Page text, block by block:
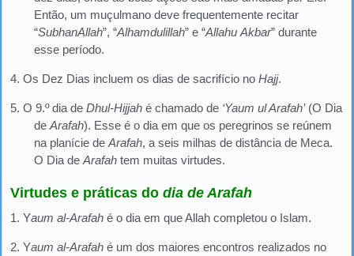
Então, um muçulmano deve frequentemente recitar
“SubhanAllah”, “Alhamdulillah” e “Allahu Akbar” durante
esse período.
4. Os Dez Dias incluem os dias de sacrifício no Hajj.
5. O 9.º dia de Dhul-Hijjah é chamado de ‘Yaum ul Arafah’(O Dia
deArafah). Esse é o dia em que os peregrinos se reúnem
na planície deArafah, a seis milhas de distância de Meca.
O Dia deArafah tem muitas virtudes.
Virtudes e práticas do dia de Arafah
1. Yaum al-Arafah é o dia em que Allah completou o Islam.
2. Yaum al-Arafah é um dos maiores encontros realizados no